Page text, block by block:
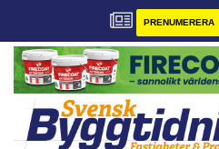
PRENUMERERA